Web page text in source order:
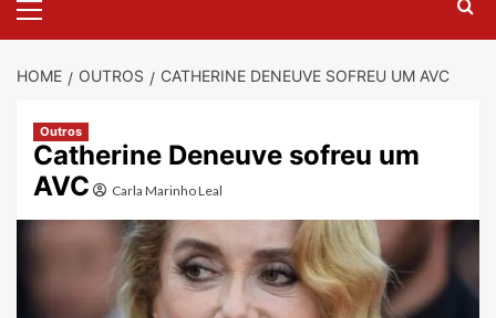
Menu
HOME OUTROS CATHERINE DENEUVE SOFREU UM AVC
Outros
Catherine Deneuve sofreu um
AVC
Carla Marinho Leal